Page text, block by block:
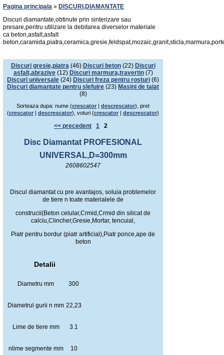
Pagina principala » DISCURI,DIAMANTATE
Discuri diamantate,obtinute prin sinterizare sau
presare,pentru utilizare la debitarea diverselor materiale
ca beton,asfalt,asfalt
Discuri gresie,piatra(46) Discuri beton(22) Discuri
asfalt,abrazive(12) Discuri marmura,travertin(7)
Discuri universale (24) Discuri freza pentru rosturi (6)
Discuri diamantate pentru slefuire (23) Masini de taiat
(8)
Sorteaza dupa: nume (crescator | descrescator), pret
(crescator | descrescator), voturi (crescator | descrescator)
<< precedent 1 2
Disc Diamantat PROFESIONAL
UNIVERSAL,D=300mm
2608602547
Discul diamantat cu pre avantajos, soluia problemelor
de tiere n toate materialele de
construcii(Beton celular,Crmid,Crmid din silicat de
calciu,Clincher,Gresie,Mortar, tencuial,
Piatr pentru bordur (piatr artificial),Piatr ponce,ape de
beton
Detalii
Diametru mm 300
Diametrul gurii n mm 22,23
Lime de tiere mm 3.1
nlime segmente mm 10